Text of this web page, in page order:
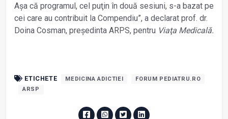
Așa că programul, cel puţin în două sesiuni, s-a bazat pe
cei care au contribuit la Compendiu”, a declarat prof. dr.
Doina Cosman, președinta ARPS, pentru Viaţa Medicală.
ETICHETE MEDICINA ADICTIEI
FORUM PEDIATRU.RO
ARSP